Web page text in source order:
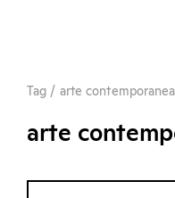
Tag / arte contemporanea
arte